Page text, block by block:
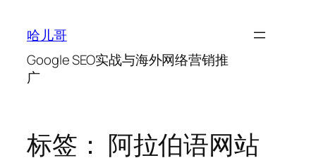
哈儿哥
Google SEO实战与海外网络营销推
广
标签： 阿拉伯语网站